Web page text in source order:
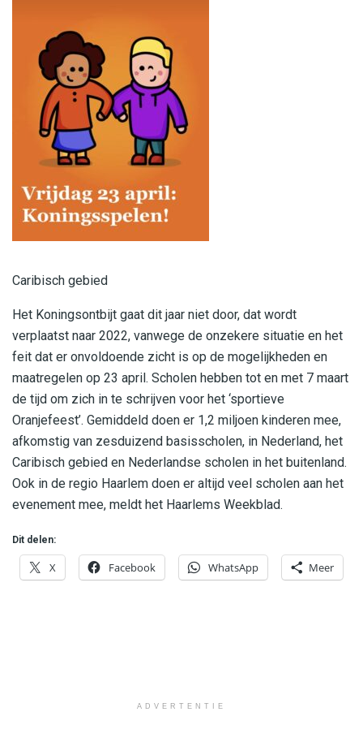
Caribisch gebied
Het Koningsontbijt gaat dit jaar niet door, dat wordt
verplaatst naar 2022, vanwege de onzekere situatie en het
feit dat er onvoldoende zicht is op de mogelijkheden en
maatregelen op 23 april. Scholen hebben tot en met 7 maart
de tijd om zich in te schrijven voor het ‘sportieve
Oranjefeest’. Gemiddeld doen er 1,2 miljoen kinderen mee,
afkomstig van zesduizend basisscholen, in Nederland, het
Caribisch gebied en Nederlandse scholen in het buitenland.
Ook in de regio Haarlem doen er altijd veel scholen aan het
evenement mee, meldt het Haarlems Weekblad.
Dit delen:
X Facebook WhatsApp Meer
ADVERTENTIE